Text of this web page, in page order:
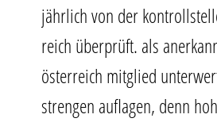
jähr­lich von der
reich über­prüft. als
öster­reich mit­glied
stren­gen auf­la­gen, denn